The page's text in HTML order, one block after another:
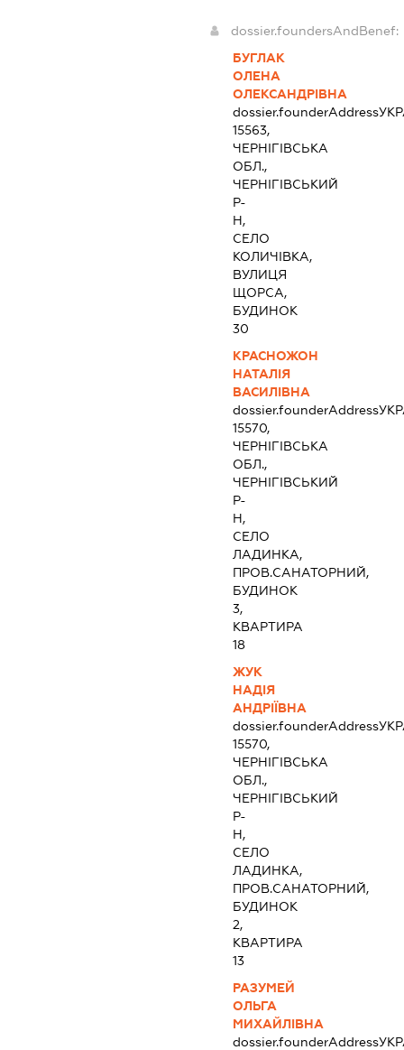
dossier.foundersAndBenef:
БУГЛАК
ОЛЕНА
ОЛЕКСАНДРІВНА
dossier.founderAddress
15563,
ЧЕРНІГІВСЬКА
ОБЛ.,
ЧЕРНІГІВСЬКИЙ
Р-
Н,
СЕЛО
КОЛИЧІВКА,
ВУЛИЦЯ
ЩОРСА,
БУДИНОК
30
КРАСНОЖОН
НАТАЛІЯ
ВАСИЛІВНА
dossier.founderAddress
15570,
ЧЕРНІГІВСЬКА
ОБЛ.,
ЧЕРНІГІВСЬКИЙ
Р-
Н,
СЕЛО
ЛАДИНКА,
ПРОВ.САНАТОРНИЙ,
БУДИНОК
3,
КВАРТИРА
18
ЖУК
НАДІЯ
АНДРІЇВНА
dossier.founderAddress
15570,
ЧЕРНІГІВСЬКА
ОБЛ.,
ЧЕРНІГІВСЬКИЙ
Р-
Н,
СЕЛО
ЛАДИНКА,
ПРОВ.САНАТОРНИЙ,
БУДИНОК
2,
КВАРТИРА
13
РАЗУМЕЙ
ОЛЬГА
МИХАЙЛІВНА
dossier.founderAddress